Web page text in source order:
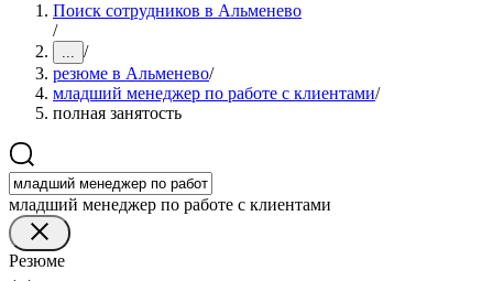
Поиск сотрудников в Альменево
/
... /
резюме в Альменево/
младший менеджер по работе с клиентами/
полная занятость
младший менеджер по работе с клиентами
Резюме